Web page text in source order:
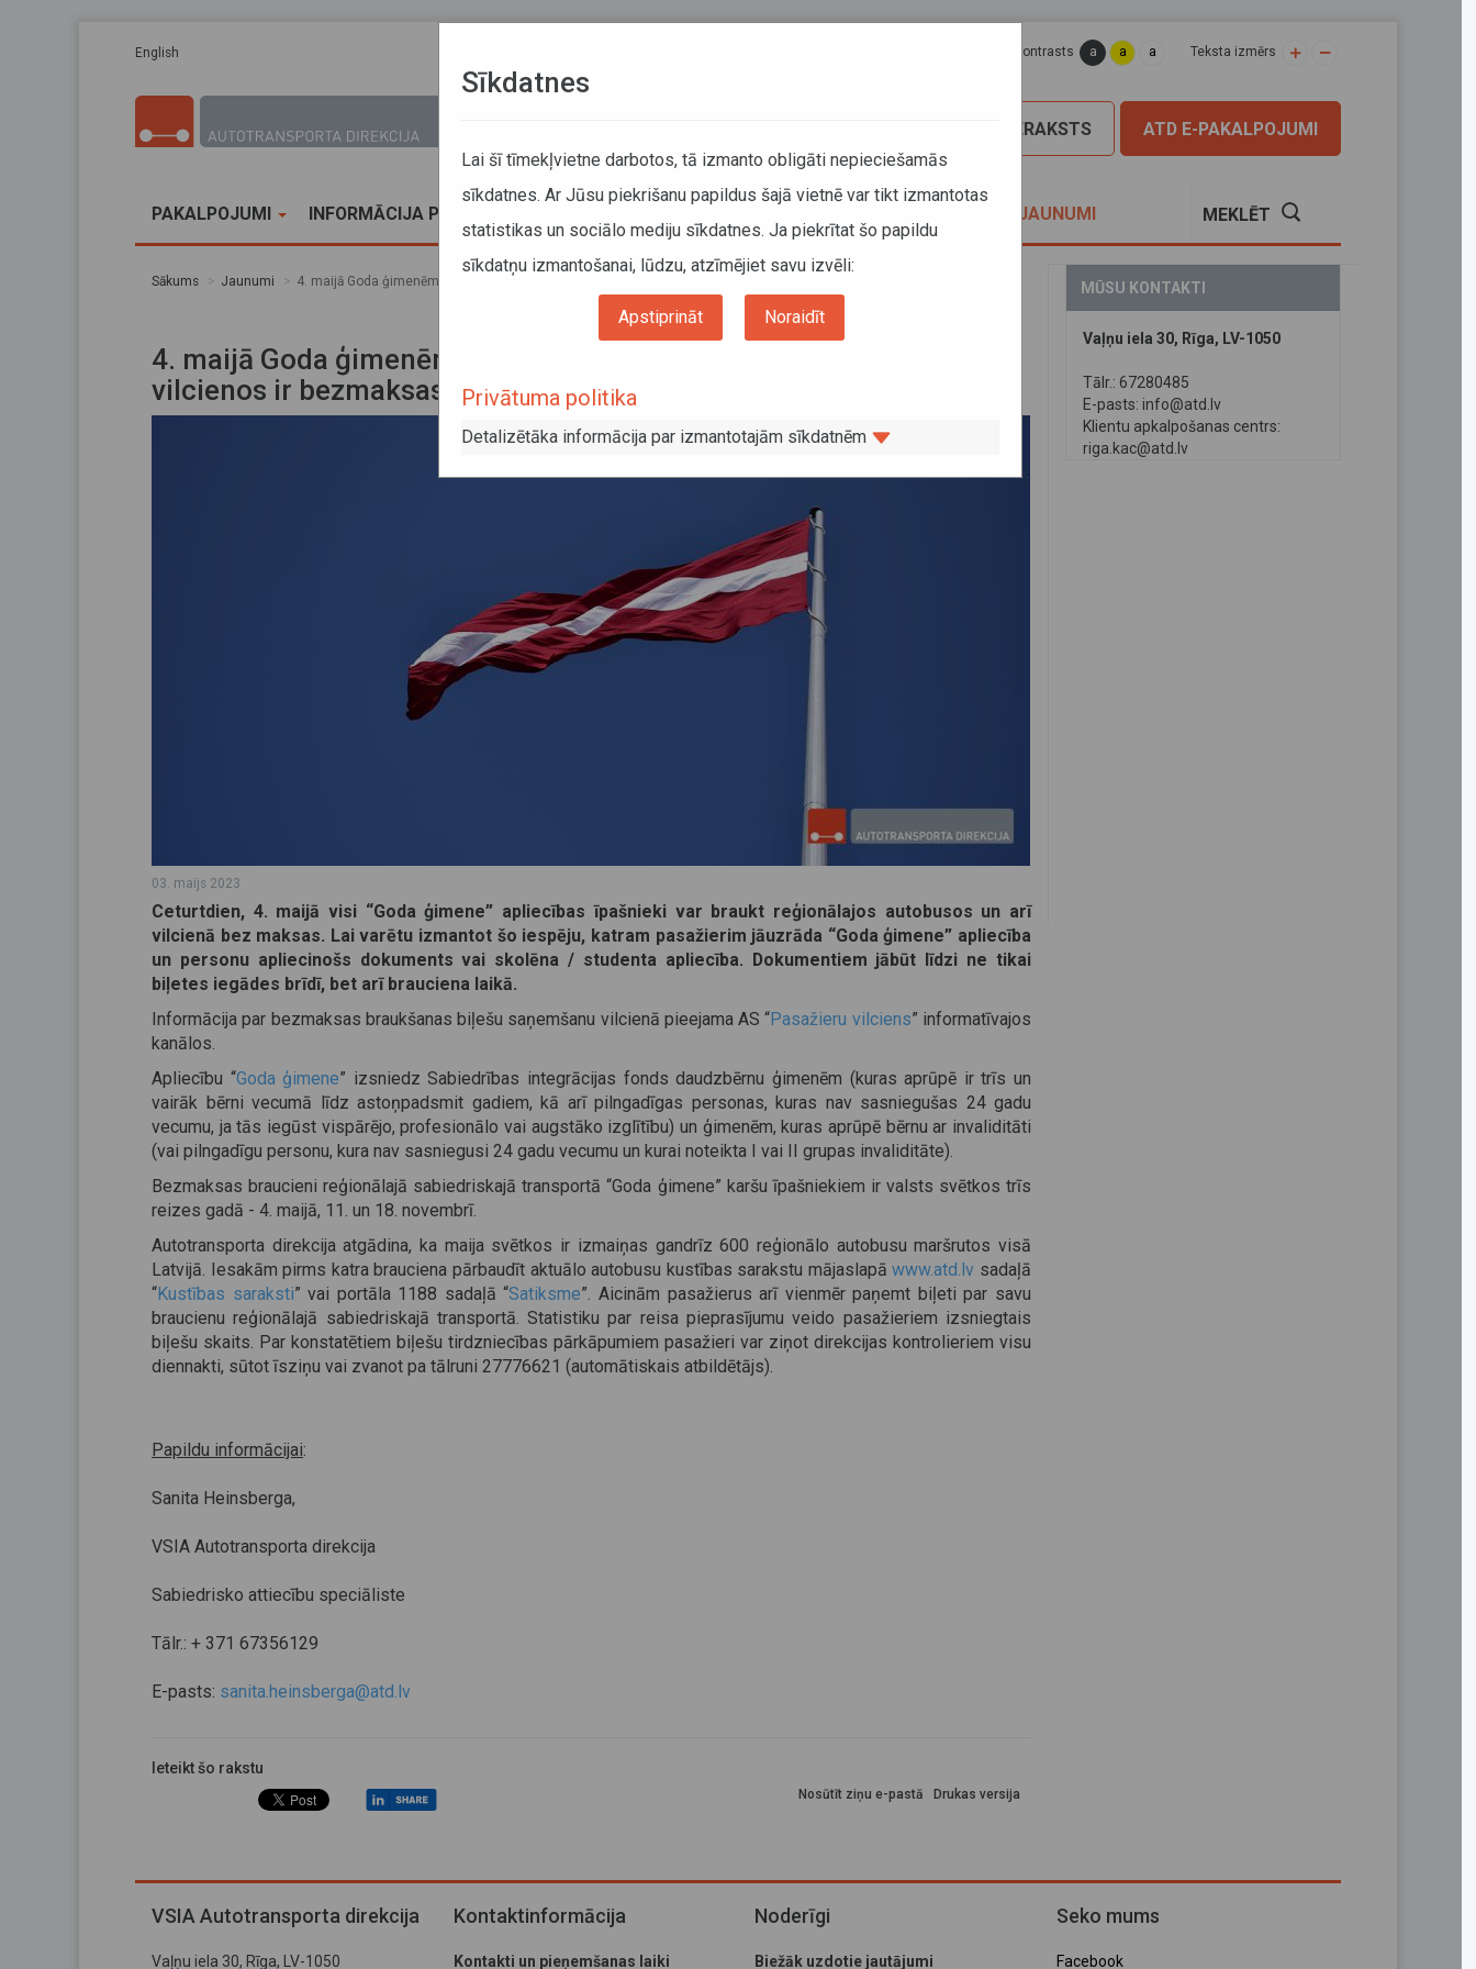
English Lapas kontrasts a a a Teksta izmērs
ATD E-PAKALPOJUMI
PIERAKSTS
PAKALPOJUMI INFORMĀCIJA PĀRVADĀTĀJIEM JAUNUMI MEKLĒT
Sākums Jaunumi 4. maijā Goda ģimenēm braucieni reģionālajos autobusos un vilcienos ir bezmaksas
4. maijā Goda ģimenēm braucieni reģionālajos autobusos un
vilcienos ir bezmaksas
03. maijs 2023
Ceturtdien, 4. maijā visi “Goda ģimene” apliecības īpašnieki var braukt reģionālajos autobusos un arī
vilcienā bez maksas. Lai varētu izmantot šo iespēju, katram pasažierim jāuzrāda “Goda ģimene” apliecība
un personu apliecinošs dokuments vai skolēna / studenta apliecība. Dokumentiem jābūt līdzi ne tikai
biļetes iegādes brīdī, bet arī brauciena laikā.
Informācija par bezmaksas braukšanas biļešu saņemšanu vilcienā pieejama AS “Pasažieru vilciens” informatīvajos
kanālos.
Apliecību “Goda ģimene” izsniedz Sabiedrības integrācijas fonds daudzbērnu ģimenēm (kuras aprūpē ir trīs un
vairāk bērni vecumā līdz astoņpadsmit gadiem, kā arī pilngadīgas personas, kuras nav sasniegušas 24 gadu
vecumu, ja tās iegūst vispārējo, profesionālo vai augstāko izglītību) un ģimenēm, kuras aprūpē bērnu ar invaliditāti
(vai pilngadīgu personu, kura nav sasniegusi 24 gadu vecumu un kurai noteikta I vai II grupas invaliditāte).
Bezmaksas braucieni reģionālajā sabiedriskajā transportā “Goda ģimene” karšu īpašniekiem ir valsts svētkos trīs
reizes gadā - 4. maijā, 11. un 18. novembrī.
Autotransporta direkcija atgādina, ka maija svētkos ir izmaiņas gandrīz 600 reģionālo autobusu maršrutos visā
Latvijā. Iesakām pirms katra brauciena pārbaudīt aktuālo autobusu kustības sarakstu mājaslapāwww.atd.lv sadaļā
“Kustības saraksti” vai portāla 1188 sadaļā “Satiksme”. Aicinām pasažierus arī vienmēr paņemt biļeti par savu
braucienu reģionālajā sabiedriskajā transportā. Statistiku par reisa pieprasījumu veido pasažieriem izsniegtais
biļešu skaits. Par konstatētiem biļešu tirdzniecības pārkāpumiem pasažieri var ziņot direkcijas kontrolieriem visu
diennakti, sūtot īsziņu vai zvanot pa tālruni 27776621 (automātiskais atbildētājs).
Papildu informācijai:
Sanita Heinsberga,
VSIA Autotransporta direkcija
Sabiedrisko attiecību speciāliste
Tālr.: + 371 67356129
E-pasts: sanita.heinsberga@atd.lv
Ieteikt šo rakstu
Drukas versija
Nosūtīt ziņu e-pastā
MŪSU KONTAKTI
Vaļņu iela 30, Rīga, LV-1050
Tālr.: 67280485
E-pasts: info@atd.lv
Klientu apkalpošanas centrs:
riga.kac@atd.lv
VSIA Autotransporta direkcija
Vaļņu iela 30, Rīga, LV-1050
Kontaktinformācija
Kontakti un pieņemšanas laiki
Noderīgi
Biežāk uzdotie jautājumi
Seko mums
Facebook
Sīkdatnes
Lai šī tīmekļvietne darbotos, tā izmanto obligāti nepieciešamās
sīkdatnes. Ar Jūsu piekrišanu papildus šajā vietnē var tikt izmantotas
statistikas un sociālo mediju sīkdatnes. Ja piekrītat šo papildu
sīkdatņu izmantošanai, lūdzu, atzīmējiet savu izvēli:
Apstiprināt Noraidīt
Privātuma politika
Detalizētāka informācija par izmantotajām sīkdatnēm